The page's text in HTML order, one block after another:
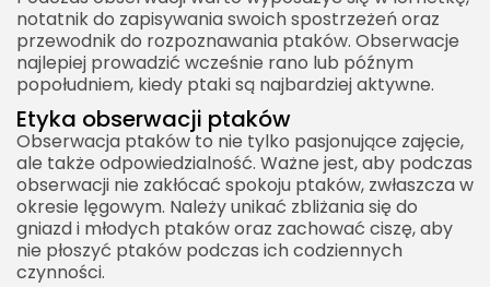
notatnik do zapisywania swoich spostrzeżeń oraz
przewodnik do rozpoznawania ptaków. Obserwacje
najlepiej prowadzić wcześnie rano lub późnym
popołudniem, kiedy ptaki są najbardziej aktywne.
Etyka obserwacji ptaków
Obserwacja ptaków to nie tylko pasjonujące zajęcie,
ale także odpowiedzialność. Ważne jest, aby podczas
obserwacji nie zakłócać spokoju ptaków, zwłaszcza w
okresie lęgowym. Należy unikać zbliżania się do
gniazd i młodych ptaków oraz zachować ciszę, aby
nie płoszyć ptaków podczas ich codziennych
czynności.